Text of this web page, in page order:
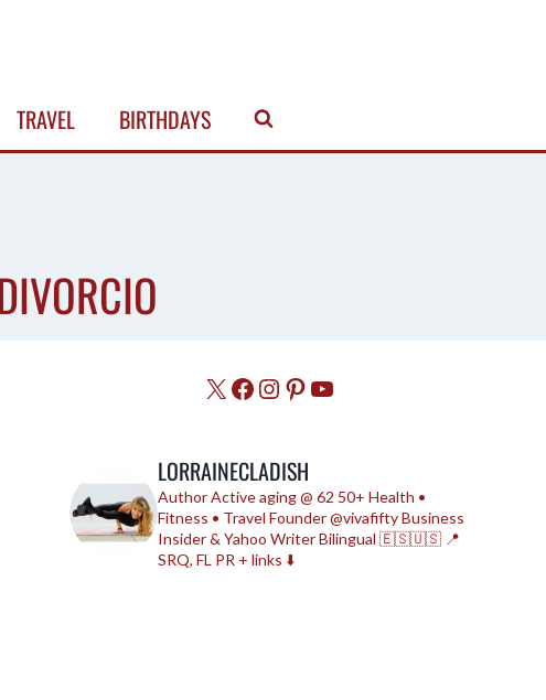
TRAVEL BIRTHDAYS
X Facebook
Instagram
Pinterest
YouTube
LORRAINECLADISH
AuthorActive aging @ 62 50+ Health •
Fitness • TravelFounder @vivafiftyBusiness
Insider & Yahoo WriterBilingual 🇪🇸🇺🇸 📍
SRQ, FL PR + links ⬇️